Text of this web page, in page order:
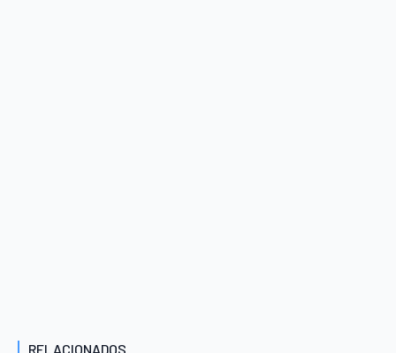
RELACIONADOS